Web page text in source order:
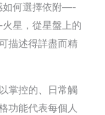
如何選擇依附—-
星，從星盤上的
描述得詳盡而精
掌控的、日常觸
功能代表每個人